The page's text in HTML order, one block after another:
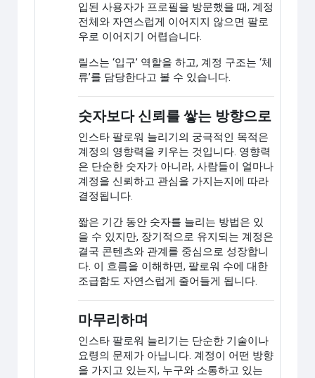
입된 사용자가 프로필을 방문했을 때, 계정
전체와 자연스럽게 이어지지 않으면 팔로
우로 이어지기 어렵습니다.
릴스는 ‘입구’ 역할을 하고, 계정 구조는 ‘체
류’를 담당한다고 볼 수 있습니다.
숫자보다 신뢰를 쌓는 방향으로
인스타 팔로워 늘리기의 궁극적인 목적은
계정의 영향력을 키우는 것입니다. 영향력
은 단순한 숫자가 아니라, 사람들이 얼마나
계정을 신뢰하고 관심을 가지는지에 따라
결정됩니다.
짧은 기간 동안 숫자를 늘리는 방법은 있
을 수 있지만, 장기적으로 유지되는 계정은
결국 콘텐츠와 관계를 중심으로 성장합니
다. 이 흐름을 이해하면, 팔로워 수에 대한
조급함도 자연스럽게 줄어들게 됩니다.
마무리하며
인스타 팔로워 늘리기는 단순한 기술이나
요령의 문제가 아닙니다. 계정이 어떤 방향
을 가지고 있는지, 누구와 소통하고 있는